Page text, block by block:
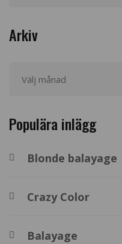
Arkiv
Populära inlägg
Blonde balayage
Crazy Color
Balayage